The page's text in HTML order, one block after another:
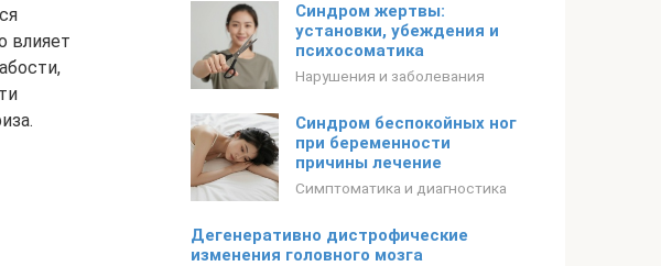
влияет
Синдром жертвы:
установки, убеждения и
психосоматика
Нарушения и заболевания
Синдром беспокойных ног
при беременности
причины лечение
Симптоматика и диагностика
Дегенеративно дистрофические
изменения головного мозга